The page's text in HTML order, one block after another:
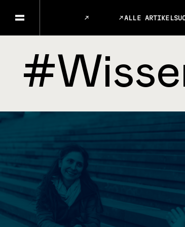
ALLE ARTIKEL